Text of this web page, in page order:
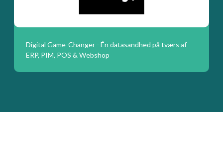
Digital Game-Changer - Én datasandhed på tværs af
ERP, PIM, POS & Webshop